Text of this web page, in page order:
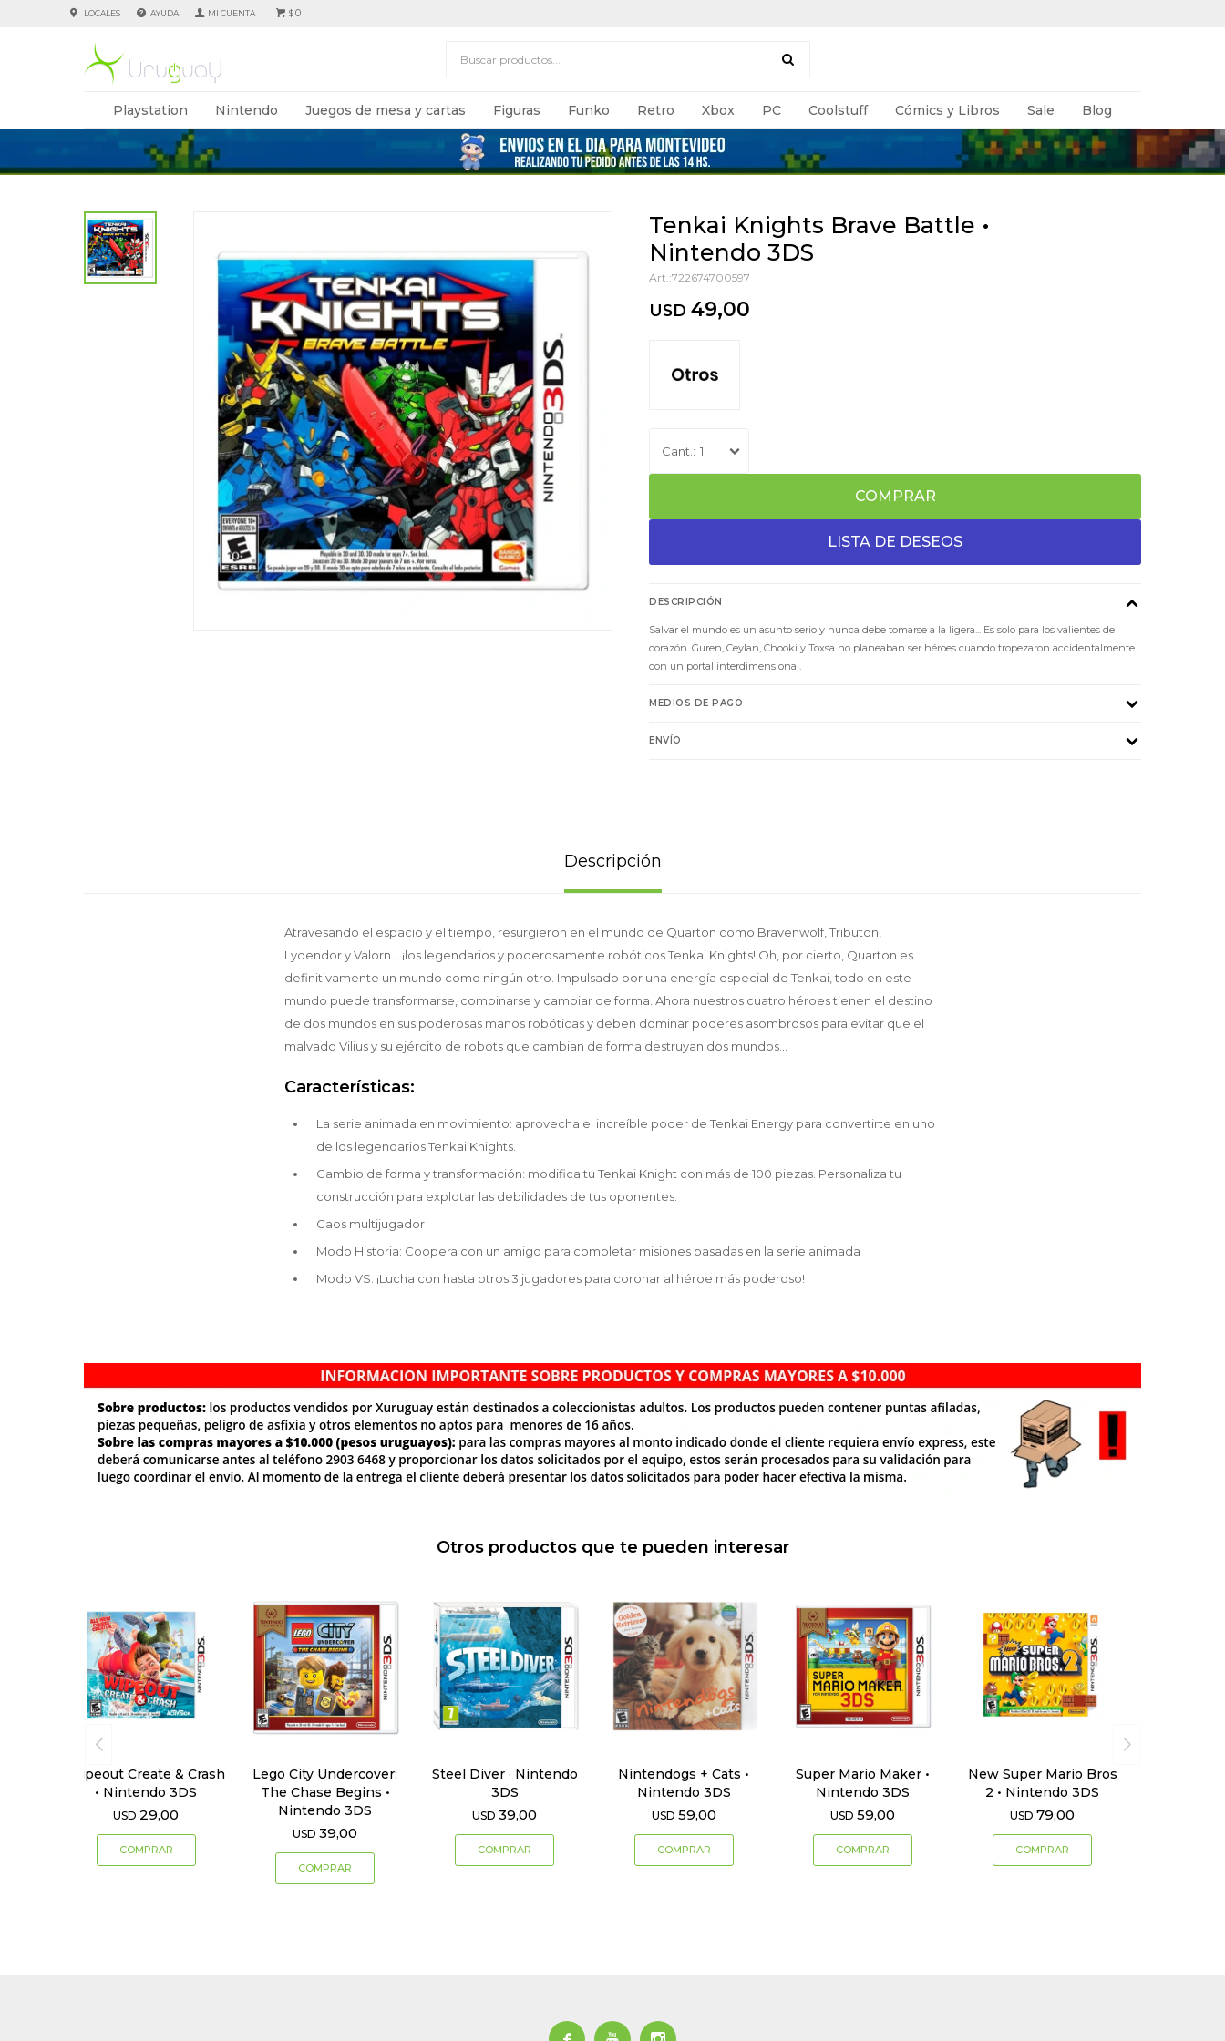
Playstation Nintendo Juegos de mesa y cartas Figuras Funko Retro Xbox PC Coolstuff Cómics y Libros Sale Blog
$0
LOCALES AYUDA
Tenkai Knights Brave Battle •
Nintendo 3DS
722674700597
USD 49,00
1
COMPRAR
DESCRIPCIÓN
Salvar el mundo es un asunto serio y nunca debe tomarse a la ligera... Es solo para los valientes de
corazón. Guren, Ceylan, Chooki y Toxsa no planeaban ser héroes cuando tropezaron accidentalmente
con un portal interdimensional.
MEDIOS DE PAGO
ENVÍO
Descripción
Atravesando el espacio y el tiempo, resurgieron en el mundo de Quarton como Bravenwolf, Tributon,
Lydendor y Valorn... ¡los legendarios y poderosamente robóticos Tenkai Knights! Oh, por cierto, Quarton es
definitivamente un mundo como ningún otro. Impulsado por una energía especial de Tenkai, todo en este
mundo puede transformarse, combinarse y cambiar de forma. Ahora nuestros cuatro héroes tienen el destino
de dos mundos en sus poderosas manos robóticas y deben dominar poderes asombrosos para evitar que el
malvado Vilius y su ejército de robots que cambian de forma destruyan dos mundos...
Características:
La serie animada en movimiento: aprovecha el increíble poder de Tenkai Energy para convertirte en uno
de los legendarios Tenkai Knights.
Cambio de forma y transformación: modifica tu Tenkai Knight con más de 100 piezas. Personaliza tu
construcción para explotar las debilidades de tus oponentes.
Caos multijugador
Modo Historia: Coopera con un amigo para completar misiones basadas en la serie animada
Modo VS: ¡Lucha con hasta otros 3 jugadores para coronar al héroe más poderoso!
Otros productos que te pueden interesar
Wipeout Create & Crash
• Nintendo 3DS
USD 29,00
Lego City Undercover:
The Chase Begins •
Nintendo 3DS
USD 39,00
Steel Diver · Nintendo
3DS
USD 39,00
Nintendogs + Cats •
Nintendo 3DS
USD 59,00
Super Mario Maker •
Nintendo 3DS
USD 59,00
New Super Mario Bros
2 • Nintendo 3DS
USD 79,00